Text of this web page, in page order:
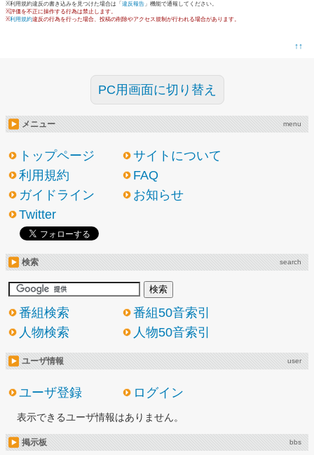
※利用規約違反の書き込みを見つけた場合は「 違反報告 」機能で通報してください。
※評価を不正に操作する行為は禁止します。
※利用規約違反の行為を行った場合、投稿の削除やアクセス規制が行われる場合があります。
↑↑
PC用画面に切り替え
メニュー menu
トップページ
サイトについて
利用規約
FAQ
ガイドライン
お知らせ
Twitter
検索 search
番組検索
番組50音索引
人物検索
人物50音索引
ユーザ情報 user
ユーザ登録 ログイン
表示できるユーザ情報はありません。
掲示板 bbs